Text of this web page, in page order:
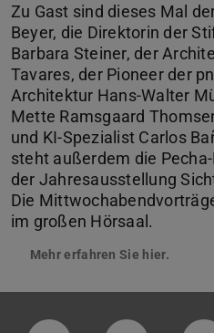
Zu Gast sind dieses Mal
Beyer, die Direktorin der
Barbara Steiner, der
Tavares, der Pioneer der
Architektur Hans-Walter
Mette Ramsgaard
und KI-Spezialist Carlos
steht außerdem die
der Jahresausstellung
Die
im großen Hörsaal.
Mehr erfahren Sie hier.